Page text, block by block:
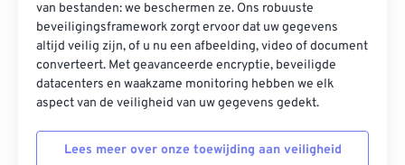
van bestanden: we beschermen ze. Ons robuuste
beveiligingsframework zorgt ervoor dat uw gegevens
altijd veilig zijn, of u nu een afbeelding, video of document
converteert. Met geavanceerde encryptie, beveiligde
datacenters en waakzame monitoring hebben we elk
aspect van de veiligheid van uw gegevens gedekt.
Lees meer over onze toewijding aan veiligheid